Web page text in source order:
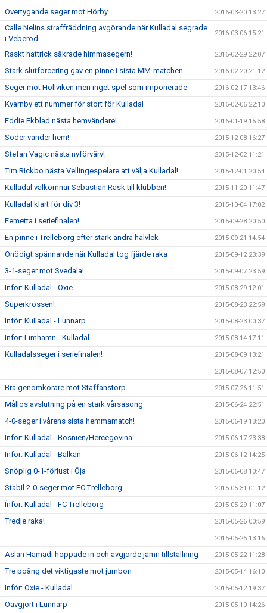
Övertygande seger mot Hörby 2016-03-20 13:27
Calle Nelins straffräddning avgörande när Kulladal segrade
i Veberöd
2016-03-06 15:21
Raskt hattrick säkrade himmasegern! 2016-02-29 22:07
Stark slutforcering gav en pinne i sista MM-matchen 2016-02-20 21:12
Seger mot Höllviken men inget spel som imponerade 2016-02-17 13:46
Kvarnby ett nummer för stort för Kulladal 2016-02-06 22:10
Eddie Ekblad nästa hemvändare! 2016-01-19 15:58
Söder vänder hem! 2015-12-08 16:27
Stefan Vagic nästa nyförvärv! 2015-12-02 11:21
Tim Rickbo nästa Vellingespelare att välja Kulladal! 2015-12-01 20:54
Kulladal välkomnar Sebastian Rask till klubben! 2015-11-20 11:47
Kulladal klart för div 3! 2015-10-04 17:02
Femetta i seriefinalen! 2015-09-28 20:50
En pinne i Trelleborg efter stark andra halvlek 2015-09-21 14:54
Onödigt spännande när Kulladal tog fjärde raka 2015-09-12 23:39
3-1-seger mot Svedala! 2015-09-07 23:59
Inför: Kulladal - Oxie 2015-08-29 12:01
Superkrossen! 2015-08-23 22:59
Inför: Kulladal - Lunnarp 2015-08-23 00:37
Inför: Limhamn - Kulladal 2015-08-14 17:11
Kulladalsseger i seriefinalen! 2015-08-09 13:21
2015-08-07 12:50
Bra genomkörare mot Staffanstorp 2015-07-26 11:51
Mållös avslutning på en stark vårsäsong 2015-06-24 22:51
4-0-seger i vårens sista hemmamatch! 2015-06-19 13:20
Inför: Kulladal - Bosnien/Hercegovina 2015-06-17 23:38
Inför: Kulladal - Balkan 2015-06-12 14:25
Snöplig 0-1-förlust i Öja 2015-06-08 10:47
Stabil 2-0-seger mot FC Trelleborg 2015-05-31 01:12
Ïnför: Kulladal - FC Trelleborg 2015-05-29 11:07
Tredje raka! 2015-05-26 00:59
2015-05-25 13:16
Aslan Hamadi hoppade in och avgjorde jämn tillställning 2015-05-22 11:28
Tre poäng det viktigaste mot jumbon 2015-05-14 16:10
Inför: Oxie - Kulladal 2015-05-12 19:37
Oavgjort i Lunnarp 2015-05-10 14:26